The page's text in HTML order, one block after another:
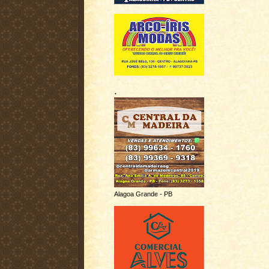
.
Alagoa Grande - PB